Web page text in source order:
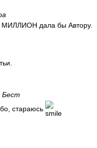
дала бы Автору.
Бест
стараюсь